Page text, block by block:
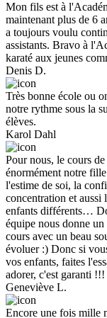
Mon fils est à
maintenant plus de 6
a toujours voulu
assistants. Bravo à
karaté aux jeunes
Denis D.
Très bonne école ou
notre rythme sous la
élèves.
Karol Dahl
Pour nous, le cours
énormément notre
l'estime de soi, la
concentration et
enfants différents…
équipe nous donne
cours avec un beau
évoluer :) Donc si
vos enfants, faites
adorer, c'est garanti !!!
Geneviève L.
Encore une fois mille